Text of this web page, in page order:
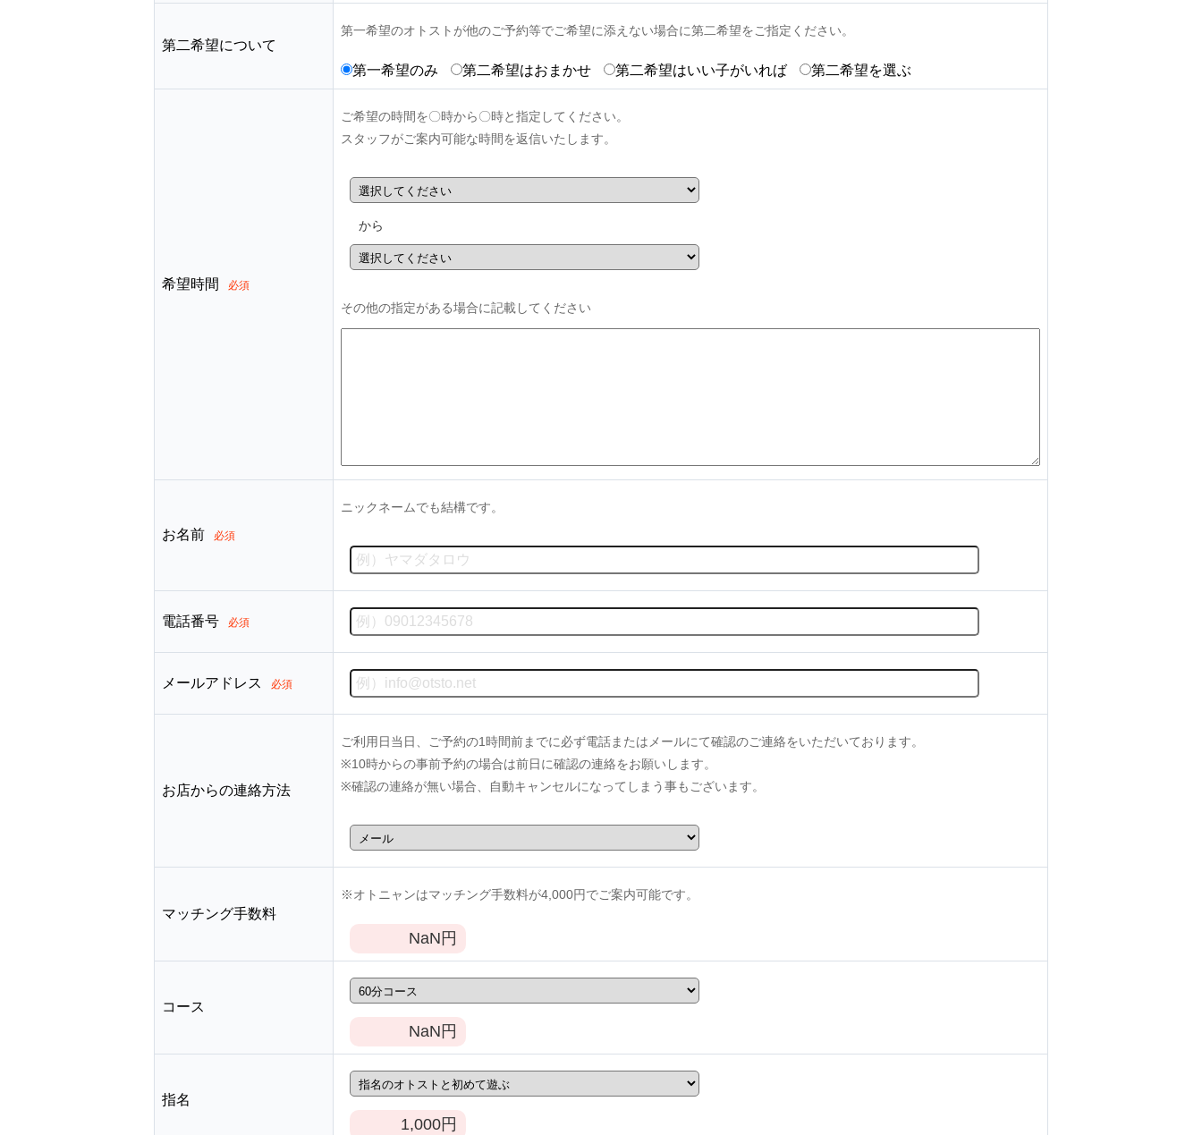
第二希望について
第一希望のオトストが他のご予約等でご希望に添えない場合に第二希望をご指定ください。
第一希望のみ 第二希望はおまかせ 第二希望はいい子がいれば 第二希望を選ぶ
希望時間 必須
ご希望の時間を〇時から〇時と指定してください。
スタッフがご案内可能な時間を返信いたします。
から
その他の指定がある場合に記載してください
お名前 必須
ニックネームでも結構です。
電話番号 必須
メールアドレス 必須
お店からの連絡方法
ご利用日当日、ご予約の1時間前までに必ず電話またはメールにて確認のご連絡をいただいております。
※10時からの事前予約の場合は前日に確認の連絡をお願いします。
※確認の連絡が無い場合、自動キャンセルになってしまう事もございます。
マッチング手数料
※オトニャンはマッチング手数料が4,000円でご案内可能です。
NaN 円
コース
NaN 円
指名
1,000円